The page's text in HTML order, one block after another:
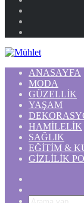
ANASAYFA
MODA
GÜZELLIK
YAŞAM
HAMILELIK
SAĞLIK
EĞITIM &
GIZLILIK